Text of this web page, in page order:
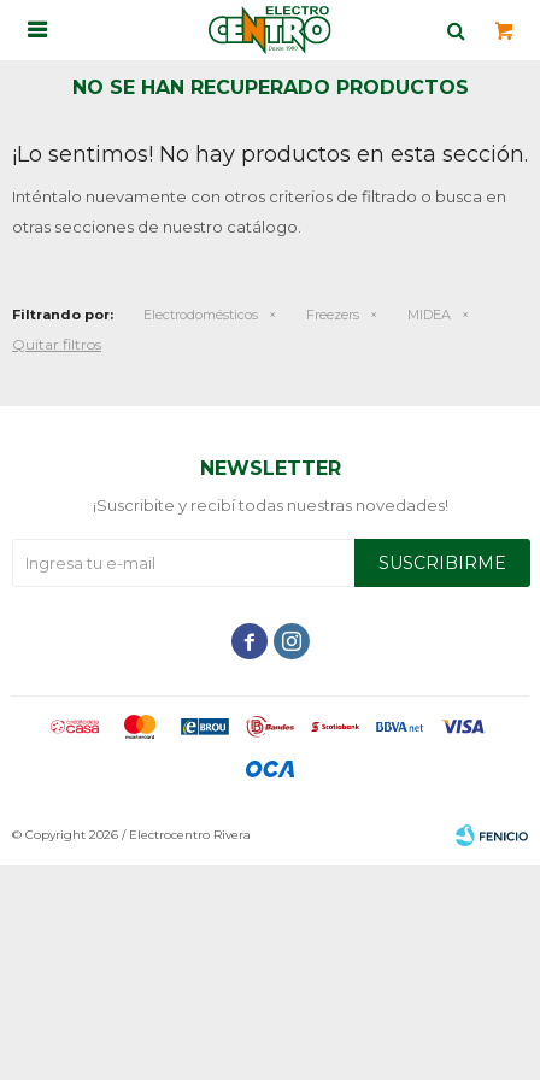

NO SE HAN RECUPERADO PRODUCTOS
¡Lo sentimos! No hay productos en esta sección.
Inténtalo nuevamente con otros criterios de filtrado o busca en
otras secciones de nuestro catálogo.
Filtrando por: Electrodomésticos Freezers MIDEA
Quitar filtros
NEWSLETTER
¡Suscribite y recibí todas nuestras novedades!
SUSCRIBIRME
 
© Copyright 2026 / Electrocentro Rivera